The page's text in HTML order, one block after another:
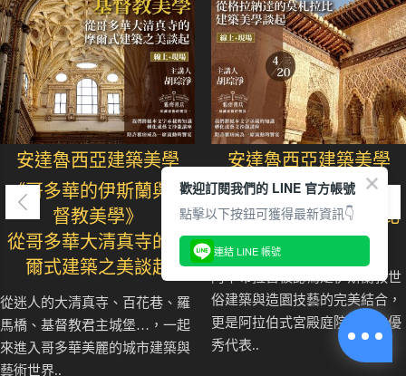
安達魯西亞建築美學
《哥多華的伊斯蘭與基
督教美學》
從哥多華大清真寺的摩
爾式建築之美談起
從迷人的大清真寺、百花巷、羅
馬橋、基督教君主城堡…，一起
來進入哥多華美麗的城市建築與
藝術世界..
安達魯西亞建築美學
《阿罕布拉宮的回憶》
從格拉納達的莫扎拉比
建築美學談起
阿罕布拉宮被認為是伊斯蘭教世
俗建築與造園技藝的完美結合，
更是阿拉伯式宮殿庭院建築的優
秀代表..
歡迎訂閱我們的 LINE 官方帳號
點擊以下按鈕可獲得最新資訊👇
連結 LINE 帳號